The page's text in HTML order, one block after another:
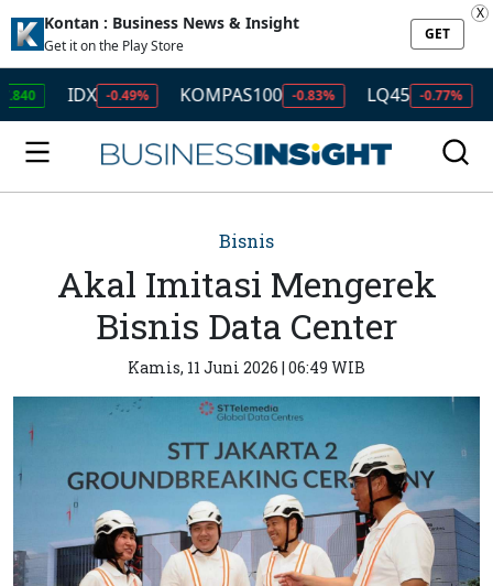
Kontan : Business News & Insight
Get it on the Play Store
GET
X
IDX -0.49% KOMPAS100 -0.83% LQ45 -0.77% ISSI
Bisnis
Akal Imitasi Mengerek
Bisnis Data Center
Kamis, 11 Juni 2026 | 06:49 WIB